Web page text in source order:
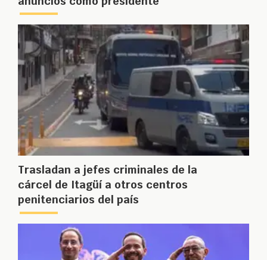
Trasladan a jefes criminales de la
cárcel de Itagüí a otros centros
penitenciarios del país